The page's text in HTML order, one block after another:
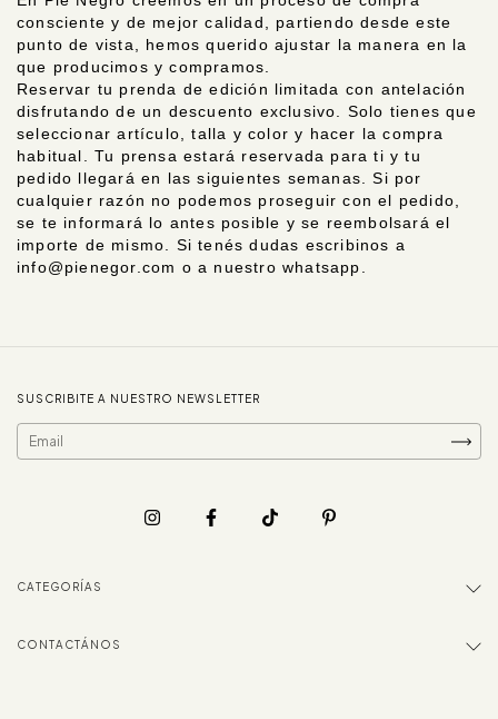
consciente y de mejor calidad, partiendo desde este
punto de vista, hemos querido ajustar la manera en la
que producimos y compramos.
Reservar tu prenda de edición limitada con antelación
disfrutando de un descuento exclusivo. Solo tienes que
seleccionar artículo, talla y color y hacer la compra
habitual. Tu prensa estará reservada para ti y tu
pedido llegará en las siguientes semanas. Si por
cualquier razón no podemos proseguir con el pedido,
se te informará lo antes posible y se reembolsará el
importe de mismo. Si tenés dudas escribinos a
info@pienegor.com o a nuestro whatsapp.
SUSCRIBITE A NUESTRO NEWSLETTER
CATEGORÍAS
CONTACTÁNOS